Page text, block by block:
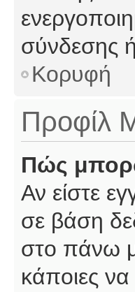
σύνδεσης
Κορυφή
Προφίλ
Πώς
Αν είστε
σε βάση
στο πάνω
κάποιες